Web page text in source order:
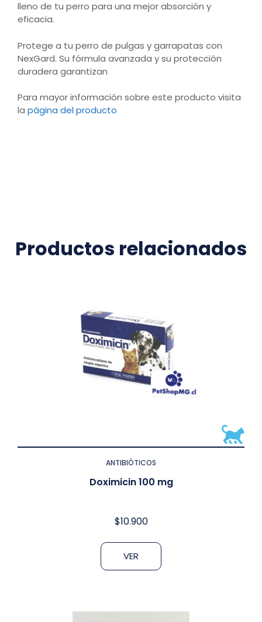
lleno de tu perro para una mejor absorción y
eficacia.
Protege a tu perro de pulgas y garrapatas con
NexGard. Su fórmula avanzada y su protección
duradera garantizan
Para mayor información sobre este producto visita
la página del producto
Productos relacionados
ANTIBIÓTICOS
Doximicin 100 mg
$10.900
VER